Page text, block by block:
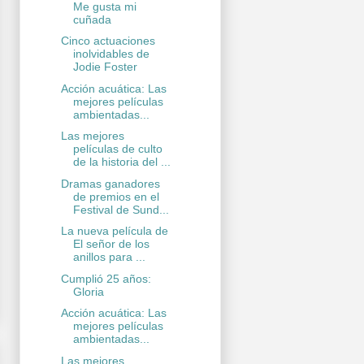
Me gusta mi
cuñada
Cinco actuaciones
inolvidables de
Jodie Foster
Acción acuática: Las
mejores películas
ambientadas...
Las mejores
películas de culto
de la historia del ...
Dramas ganadores
de premios en el
Festival de Sund...
La nueva película de
El señor de los
anillos para ...
Cumplió 25 años:
Gloria
Acción acuática: Las
mejores películas
ambientadas...
Las mejores